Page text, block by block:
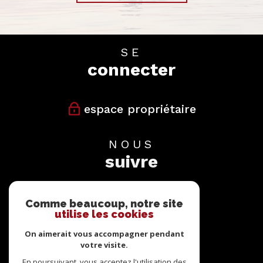
SE
connecter
espace propriétaire
NOUS
suivre
NOUS
Comme beaucoup, notre site
utilise les cookies
On aimerait vous accompagner pendant
votre visite.